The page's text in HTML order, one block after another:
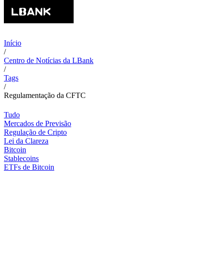
Início
/
Centro de Notícias da LBank
/
Tags
/
Regulamentação da CFTC
Tudo
Mercados de Previsão
Regulação de Cripto
Lei da Clareza
Bitcoin
Stablecoins
ETFs de Bitcoin